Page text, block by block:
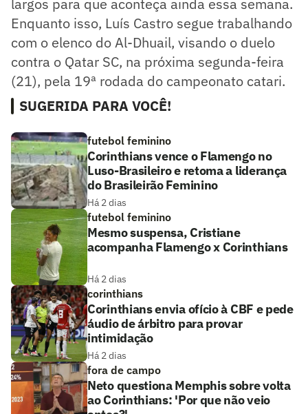
Enquanto isso, Luís Castro segue trabalhando
com o elenco do Al-Dhuail, visando o duelo
contra o Qatar SC, na próxima segunda-feira
(21), pela 19ª rodada do campeonato catari.
SUGERIDA PARA VOCÊ!
futebol feminino
Corinthians vence o Flamengo no
Luso-Brasileiro e retoma a liderança
do Brasileirão Feminino
Há 2 dias
futebol feminino
Mesmo suspensa, Cristiane
acompanha Flamengo x Corinthians
Há 2 dias
corinthians
Corinthians envia ofício à CBF e pede
áudio de árbitro para provar
intimidação
Há 2 dias
fora de campo
Neto questiona Memphis sobre volta
ao Corinthians: 'Por que não veio